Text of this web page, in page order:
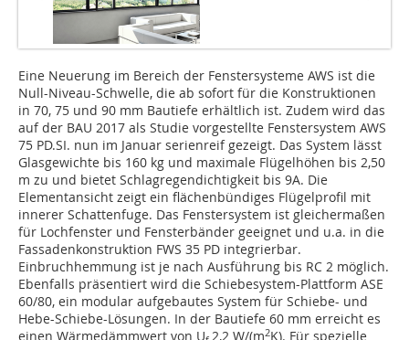
Eine Neuerung im Bereich der Fenstersysteme AWS ist die
Null-Niveau-Schwelle, die ab sofort für die Konstruktionen
in 70, 75 und 90 mm Bautiefe erhältlich ist. Zudem wird das
auf der BAU 2017 als Studie vorgestellte Fenstersystem AWS
75 PD.SI. nun im Januar serienreif gezeigt. Das System lässt
Glasgewichte bis 160 kg und maximale Flügelhöhen bis 2,50
m zu und bietet Schlagregendichtigkeit bis 9A. Die
Elementansicht zeigt ein flächenbündiges Flügelprofil mit
innerer Schattenfuge. Das Fenstersystem ist gleichermaßen
für Lochfenster und Fensterbänder geeignet und u.a. in die
Fassadenkonstruktion FWS 35 PD integrierbar.
Einbruchhemmung ist je nach Ausführung bis RC 2 möglich.
Ebenfalls präsentiert wird die Schiebesystem-Plattform ASE
60/80, ein modular aufgebautes System für Schiebe- und
Hebe-Schiebe-Lösungen. In der Bautiefe 60 mm erreicht es
einen Wärmedämmwert von U 2,2 W/(m2K). Für spezielle